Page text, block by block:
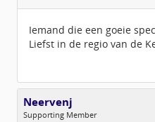
Geregistreerd:02 / 2023
Iemand die een goeie
Liefst in de regio van de
Neervenj
Supporting Member